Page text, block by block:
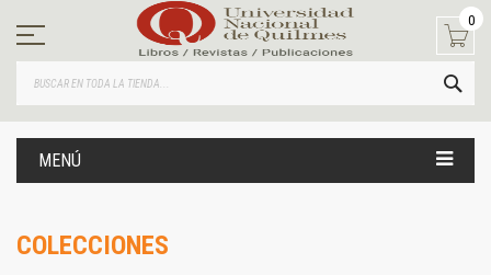
contenido
0
MENÚ
COLECCIONES